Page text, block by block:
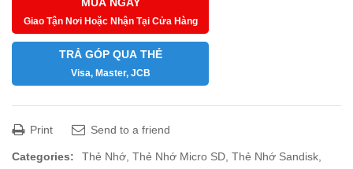
MUA NGAY
Giao Tận Nơi Hoặc Nhận Tại Cửa Hàng
TRẢ GÓP QUA THẺ
Visa, Master, JCB
Print Send to a friend
Categories: Thẻ Nhớ, Thẻ Nhớ Micro SD, Thẻ Nhớ Sandisk,